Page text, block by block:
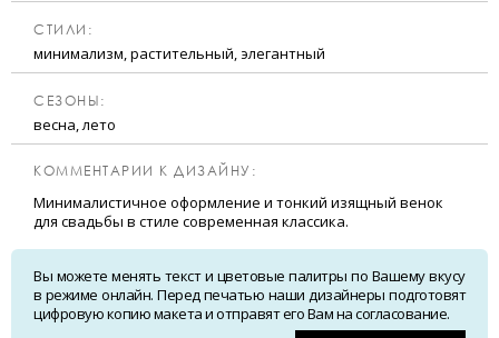
CТИЛИ:
минимализм, растительный, элегантный
CЕЗОНЫ:
весна, лето
КОММЕНТАРИИ К ДИЗАЙНУ:
Минималистичное оформление и тонкий изящный венок
для свадьбы в стиле современная классика.
Вы можете менять текст и цветовые палитры по Вашему вкусу
в режиме онлайн. Перед печатью наши дизайнеры подготовят
цифровую копию макета и отправят его Вам на согласование.